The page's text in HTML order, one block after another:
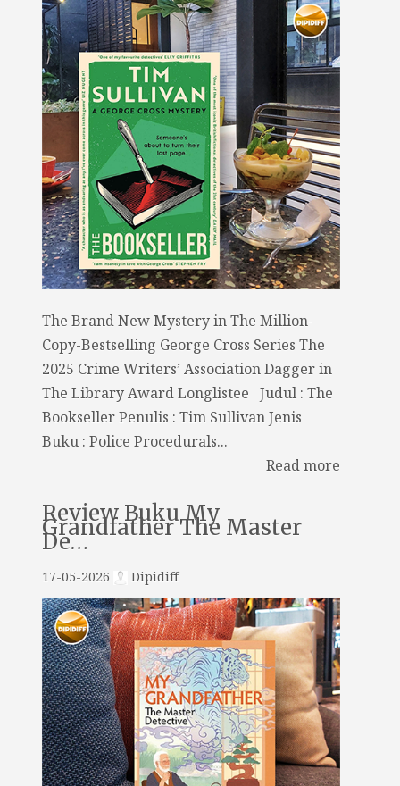
The Brand New Mystery in The Million-
Copy-Bestselling George Cross Series The
2025 Crime Writers’ Association Dagger in
The Library Award Longlistee Judul : The
Bookseller Penulis : Tim Sullivan Jenis
Buku : Police Procedurals...
Read more
Review Buku My
Grandfather The Master
De…
17-05-2026 Dipidiff